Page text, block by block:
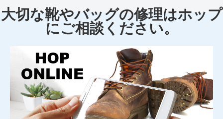
大切な靴やバッグの修理はホップ
にご相談ください。